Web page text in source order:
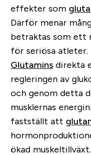
effekter som
Därför menar
betraktas som
för seriösa atleter.
Glutaminsdirekta
regleringen av
och genom detta
musklernas
fastställt att
ökad muskeltillväxt.